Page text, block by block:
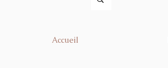
Accueil